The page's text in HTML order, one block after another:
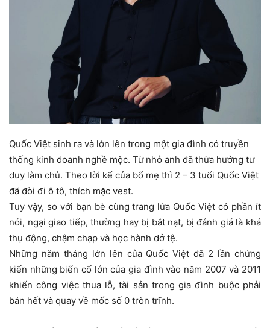
Quốc Việt sinh ra và lớn lên trong một gia đình có truyền
thống kinh doanh nghề mộc. Từ nhỏ anh đã thừa hưởng tư
duy làm chủ. Theo lời kể của bố mẹ thì 2 – 3 tuổi Quốc Việt
đã đòi đi ô tô, thích mặc vest.
Tuy vậy, so với bạn bè cùng trang lứa Quốc Việt có phần ít
nói, ngại giao tiếp, thường hay bị bắt nạt, bị đánh giá là khá
thụ động, chậm chạp và học hành dở tệ.
Những năm tháng lớn lên của Quốc Việt đã 2 lần chứng
kiến những biến cố lớn của gia đình vào năm 2007 và 2011
khiến công việc thua lỗ, tài sản trong gia đình buộc phải
bán hết và quay về mốc số 0 tròn trĩnh.